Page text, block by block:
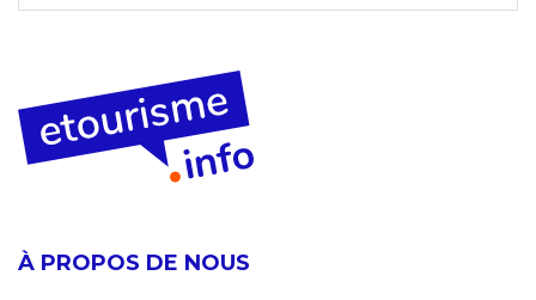
À PROPOS DE NOUS